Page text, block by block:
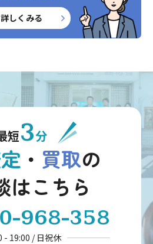
詳しくみる
短3分
・ 買取の
はこちら
968-358
- 19:00 / 日祝休